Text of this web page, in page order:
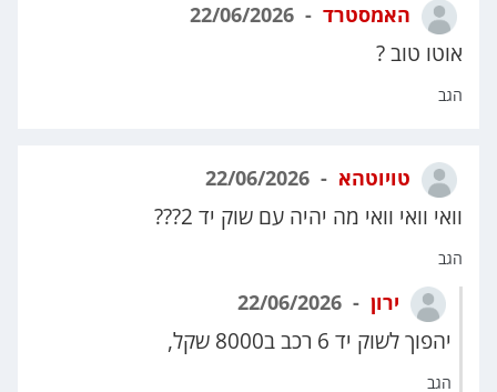
האמסטרד
אוטו טוב ?
הגב
טויוטהא
וואי וואי וואי מה יהיה עם שוק יד 2???
הגב
ירון
יהפוך לשוק יד 6 רכב ב8000 שקל,
הגב